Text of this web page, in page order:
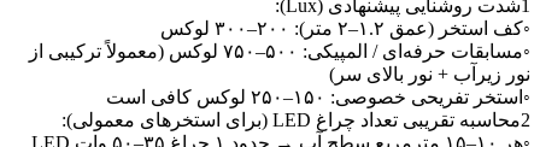
1شدت روشنایی پیشنهادی (Lux):
◦کف استخر (عمق ۱.۲–۲ متر): ۲۰۰–۳۰۰ لوکس
◦مسابقات حرفه‌ای / المپیکی: ۵۰۰–۷۵۰ لوکس (معمولاً ترکیبی از
نور زیرآب + نور بالای سر)
◦استخر تفریحی خصوصی: ۱۵۰–۲۵۰ لوکس کافی است
2محاسبه تقریبی تعداد چراغ LED (برای استخرهای معمولی):